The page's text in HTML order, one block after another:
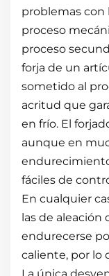
problemas con
proceso
proceso
forja de un
sometido al
acritud que
en frío. El
aunque en
fáciles de
En cualquier
las de
endurecerse
caliente, por lo